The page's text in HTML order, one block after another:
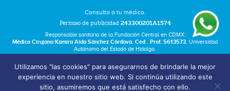
Consulta a tu médico.
Permiso de publicidad 243300201A1574
Responsable sanitario de la Fundación Central en CDMX:
Médico Cirujano Kamira Aída Sánchez Córdova. Ced . Prof. 5613573. Universidad
Autónoma del Estado de Hidalgo.
Términos y Condiciones
Bolsa de Trabajo
Utilizamos "las cookies" para asegurarnos de brindarle la mejor
experiencia en nuestro sitio web. Si continúa utilizando este
sitio, asumiremos que está satisfecho con ello.